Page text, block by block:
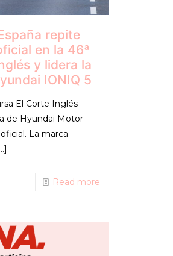
repite
en la 46ª
y lidera la
IONIQ 5
El Corte Inglés
de Hyundai Motor
La marca
Read more